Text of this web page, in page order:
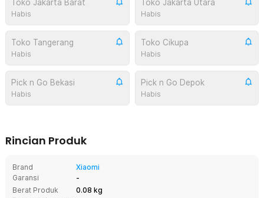
Toko Jakarta Barat
Habis
Toko Jakarta Utara
Habis
Toko Tangerang
Habis
Toko Cikupa
Habis
Pick n Go Bekasi
Habis
Pick n Go Depok
Habis
Rincian Produk
Brand
Xiaomi
Garansi
-
Berat Produk
0.08 kg